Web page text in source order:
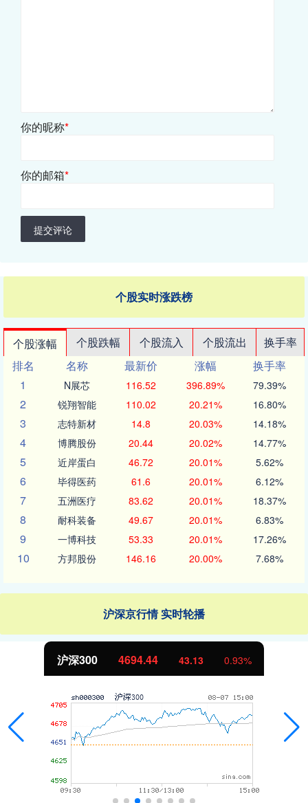
你的昵称*
你的邮箱*
提交评论
个股实时涨跌榜
个股涨幅 个股跌幅 个股流入 个股流出
换手率
排名
名称 最新价 涨幅
换手率
1
N展芯 116.52 396.89% 79.39%
2 锐翔智能 110.02 20.21% 16.80%
3 志特新材 14.8 20.03% 14.18%
4 博腾股份 20.44 20.02% 14.77%
5 近岸蛋白 46.72 20.01% 5.62%
6 毕得医药 61.6 20.01% 6.12%
7 五洲医疗 83.62 20.01% 18.37%
8 耐科装备 49.67 20.01% 6.83%
9 一博科技 53.33 20.01% 17.26%
10 方邦股份 146.16 20.00% 7.68%
沪深京行情 实时轮播
北证50 1134.24 11.37 1.01%